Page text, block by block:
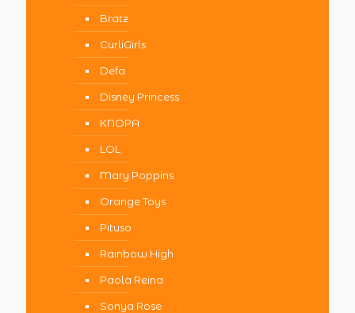
Bratz
CurliGirls
Defa
Disney Princess
KNOPA
LOL
Mary Poppins
Orange Toys
Pituso
Rainbow High
Paola Reina
Sonya Rose